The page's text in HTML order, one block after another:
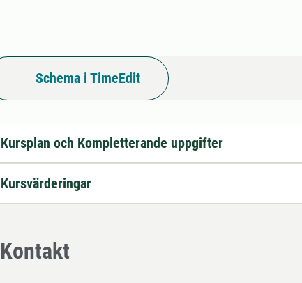
Schema i TimeEdit
Kursplan och Kompletterande uppgifter
Kursvärderingar
Kontakt